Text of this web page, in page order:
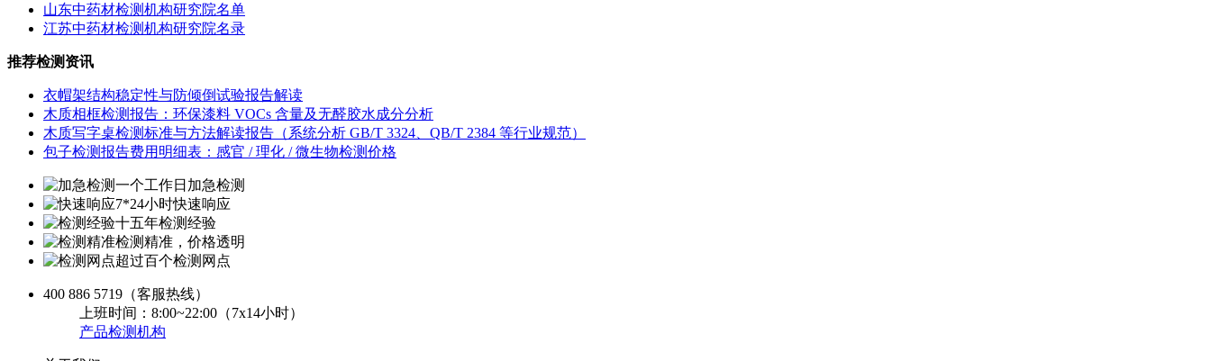
山东中药材检测机构研究院名单
江苏中药材检测机构研究院名录
推荐检测资讯
衣帽架结构稳定性与防倾倒试验报告解读
木质相框检测报告：环保漆料 VOCs 含量及无醛胶水成分分析
木质写字桌检测标准与方法解读报告（系统分析 GB/T 3324、QB/T 2384 等行业规范）
包子检测报告费用明细表：感官 / 理化 / 微生物检测价格
一个工作日加急检测
7*24小时快速响应
十五年检测经验
检测精准，价格透明
超过百个检测网点
400 886 5719 （客服热线）
上班时间：8:00~22:00（7x14小时）
产品检测机构